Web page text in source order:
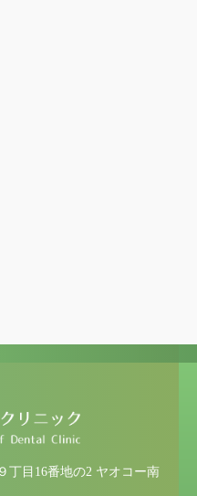
丁目16番地の2 ヤオコー南